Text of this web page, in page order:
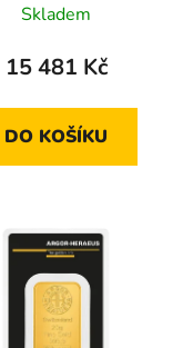
Skladem
15 481 Kč
DO KOŠÍKU